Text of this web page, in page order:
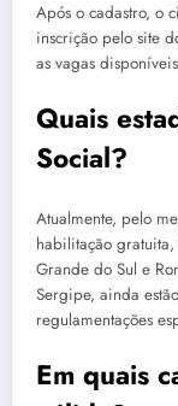
Após o cadastro, o
inscrição pelo site
as vagas
Quais
Social?
Atualmente, pelo
habilitação
Grande do Sul e
Sergipe, ainda
regulamentações
Em quais